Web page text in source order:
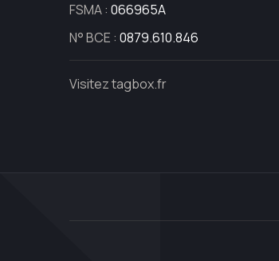
FSMA : 066965A
N° BCE : 0879.610.846
Visitez tagbox.fr